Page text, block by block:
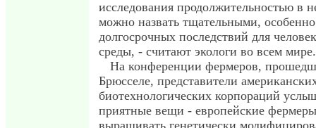
исследования продолжительностью в
можно назвать тщательными,
долгосрочных последствий для
среды, - считают экологи во всем мире.
На конференции фермеров,
Брюсселе, представители
биотехнологических корпораций
приятные вещи - европейские
выращивать генетически